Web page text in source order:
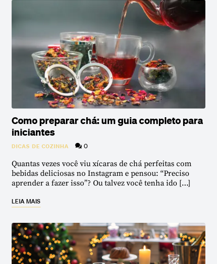
Como preparar chá: um guia completo para
iniciantes
DICAS DE COZINHA 0
Quantas vezes você viu xícaras de chá perfeitas com
bebidas deliciosas no Instagram e pensou: “Preciso
aprender a fazer isso”? Ou talvez você tenha ido […]
LEIA MAIS